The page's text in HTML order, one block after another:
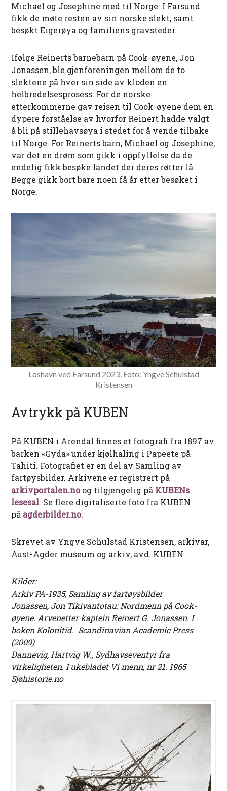
Michael og Josephine med til Norge. I Farsund
fikk de møte resten av sin norske slekt, samt
besøkt Eigerøya og familiens gravsteder.
Ifølge Reinerts barnebarn på Cook-øyene, Jon
Jonassen, ble gjenforeningen mellom de to
slektene på hver sin side av kloden en
helbredelsesprosess. For de norske
etterkommerne gav reisen til Cook-øyene dem en
dypere forståelse av hvorfor Reinert hadde valgt
å bli på stillehavsøya i stedet for å vende tilbake
til Norge. For Reinerts barn, Michael og Josephine,
var det en drøm som gikk i oppfyllelse da de
endelig fikk besøke landet der deres røtter lå.
Begge gikk bort bare noen få år etter besøket i
Norge.
Loshavn ved Farsund 2023. Foto: Yngve Schulstad
Kristensen
Avtrykk på KUBEN
På KUBEN i Arendal finnes et fotografi fra 1897 av
barken «Gyda» under kjølhaling i Papeete på
Tahiti. Fotografiet er en del av Samling av
fartøysbilder. Arkivene er registrert på
arkivportalen.noog tilgjengelig på KUBENs
lesesal. Se flere digitaliserte foto fra KUBEN
på agderbilder.no.
Skrevet av Yngve Schulstad Kristensen, arkivar,
Aust-Agder museum og arkiv, avd. KUBEN
Kilder:
Arkiv PA-1935, Samling av fartøysbilder
Jonassen, Jon Tikivantotau: Nordmenn på Cook-
øyene. Arvenetter kaptein Reinert G. Jonassen. I
boken Kolonitid. Scandinavian Academic Press
(2009)
Dannevig, Hartvig W., Sydhavseventyr fra
virkeligheten. I ukebladet Vi menn, nr 21. 1965
Sjøhistorie.no